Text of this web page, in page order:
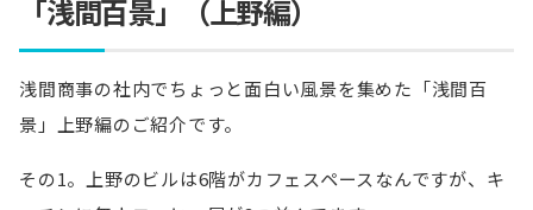
「浅間百景」（上野編）
浅間商事の社内でちょっと面白い風景を集めた「浅間百
景」上野編のご紹介です。
その1。上野のビルは6階がカフェスペースなんですが、キ